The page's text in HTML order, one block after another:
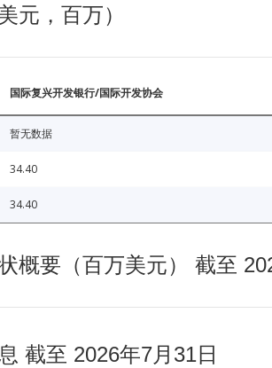
元，百万）
国际复兴开发银行/国际开发协会
暂无数据
34.40
34.40
概要（百万美元） 截至
截至 2026年7月31日